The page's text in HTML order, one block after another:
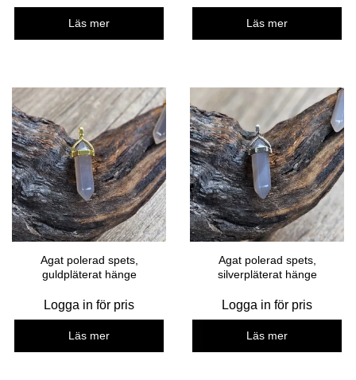
Läs mer Läs mer
Agat polerad spets,
guldpläterat hänge
Logga in för pris
Läs mer
Agat polerad spets,
silverpläterat hänge
Logga in för pris
Läs mer